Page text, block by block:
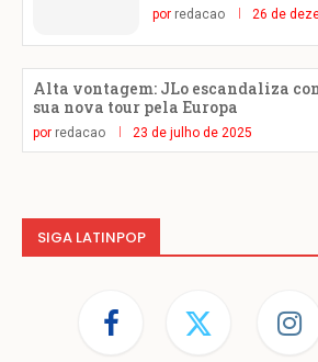
por redacao 26 de
Alta vontagem: JLo escandaliza
sua nova tour pela Europa
por redacao 23 de julho de 2025
SIGA LATINPOP